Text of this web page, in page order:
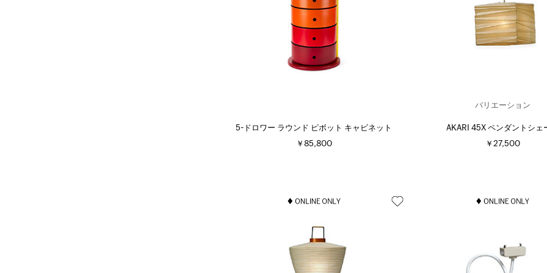
5-ドロワー ラウンド ピボット キャビネット
￥85,800
バリエーション
AKARI 45X ペンダントシェ
￥27,500